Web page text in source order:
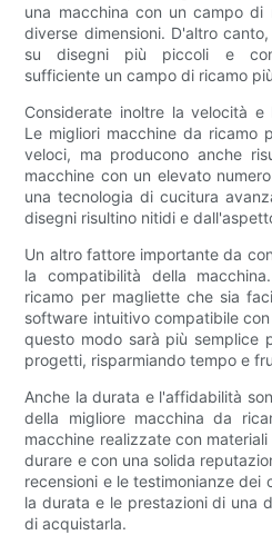
una macchina con un campo
diverse dimensioni. D'altro
su disegni più piccoli e
sufficiente un campo di ricamo
Considerate inoltre la velocità
Le migliori macchine da ricamo
veloci, ma producono anche
macchine con un elevato
una tecnologia di cucitura
disegni risultino nitidi e
Un altro fattore importante da
la compatibilità della
ricamo per magliette che sia
software intuitivo compatibile
questo modo sarà più semplice
progetti, risparmiando tempo e
Anche la durata e l'affidabilità
della migliore macchina da
macchine realizzate con
durare e con una solida
recensioni e le testimonianze dei
la durata e le prestazioni di una
di acquistarla.